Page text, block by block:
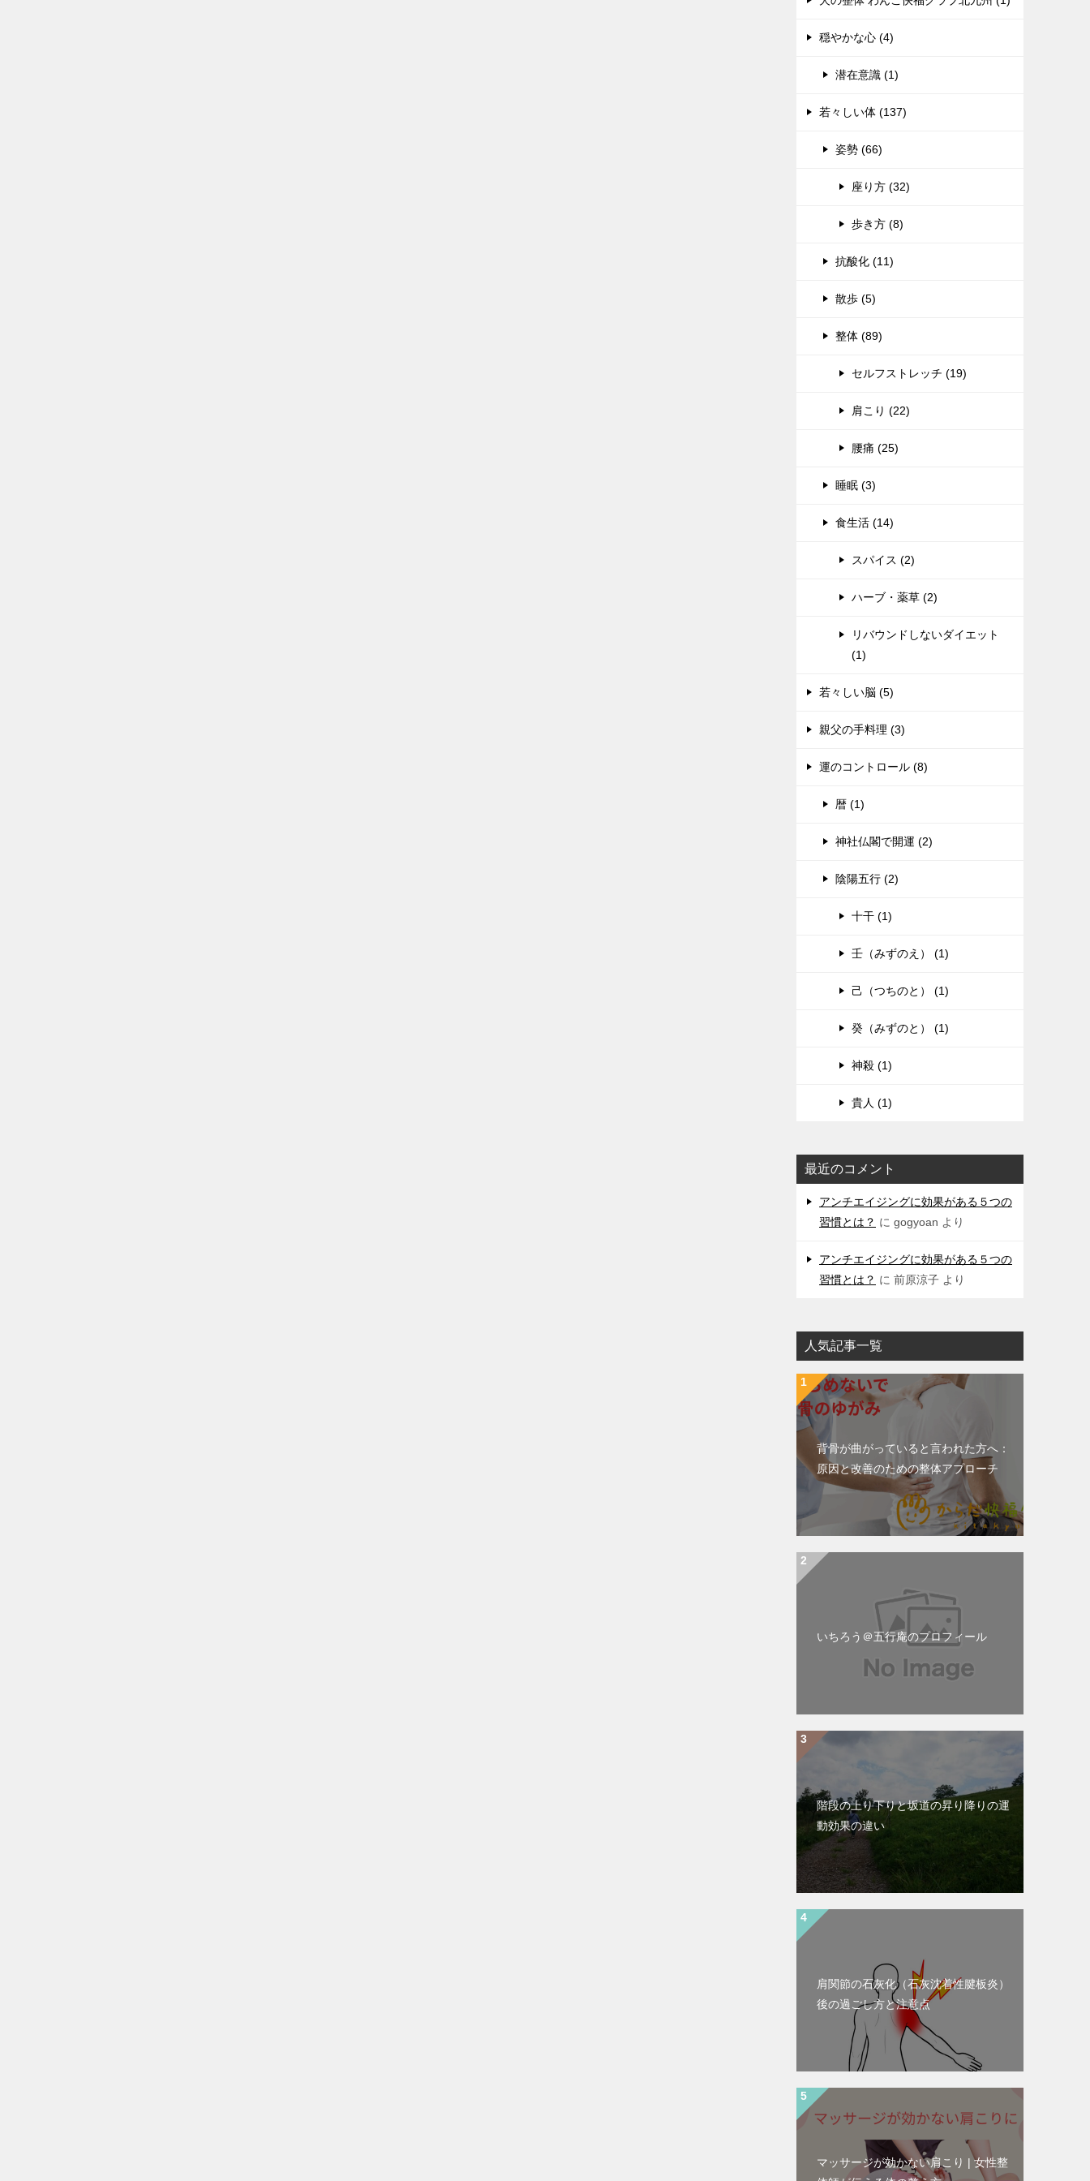
穏やかな心 (4)
潜在意識 (1)
若々しい体 (137)
姿勢 (66)
座り方 (32)
歩き方 (8)
抗酸化 (11)
散歩 (5)
整体 (89)
セルフストレッチ (19)
肩こり (22)
腰痛 (25)
睡眠 (3)
食生活 (14)
スパイス (2)
ハーブ・薬草 (2)
リバウンドしないダイエット
(1)
若々しい脳 (5)
親父の手料理 (3)
運のコントロール (8)
暦 (1)
神社仏閣で開運 (2)
陰陽五行 (2)
十干 (1)
壬（みずのえ） (1)
己（つちのと） (1)
癸（みずのと） (1)
神殺 (1)
貴人 (1)
最近のコメント
アンチエイジングに効果がある５つの
習慣とは？ に gogyoan より
アンチエイジングに効果がある５つの
習慣とは？ に 前原涼子 より
人気記事一覧
背骨が曲がっていると言われた方へ：
原因と改善のための整体アプローチ
いちろう＠五行庵のプロフィール
階段の上り下りと坂道の昇り降りの運
動効果の違い
肩関節の石灰化（石灰沈着性腱板炎）
後の過ごし方と注意点
マッサージが効かない肩こり | 女性整